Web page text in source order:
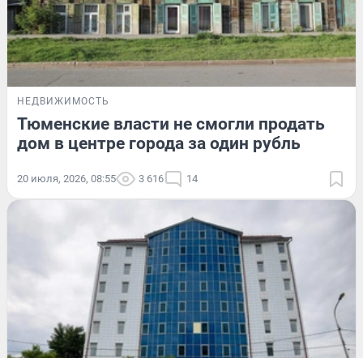
НЕДВИЖИМОСТЬ
Тюменские власти не смогли продать
дом в центре города за один рубль
20 июля, 2026, 08:55 3 616 14